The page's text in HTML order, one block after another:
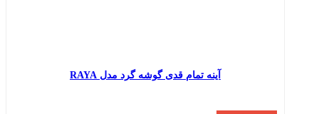
آینه تمام قدی گوشه گرد مدل RAYA